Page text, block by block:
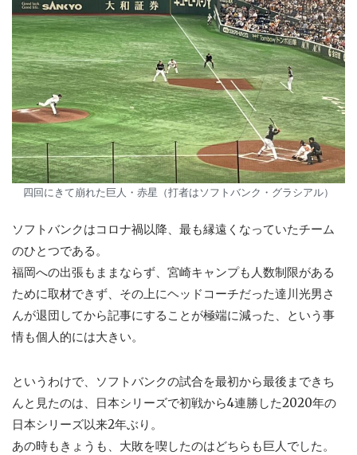
四回にきて崩れた巨人・赤星（打者はソフトバンク・グラシアル）
ソフトバンクはコロナ禍以降、最も縁遠くなっていたチーム
のひとつである。
福岡への出張もままならず、宮崎キャンプも人数制限がある
ために取材できず、その上にヘッドコーチだった達川光男さ
んが退団してから記事にすることが極端に減った、という事
情も個人的には大きい。
というわけで、ソフトバンクの試合を最初から最後まできち
んと見たのは、日本シリーズで初戦から4連勝した2020年の
日本シリーズ以来2年ぶり。
あの時もきょうも、大敗を喫したのはどちらも巨人でした。